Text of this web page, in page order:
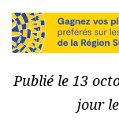
Publié le 13
jour